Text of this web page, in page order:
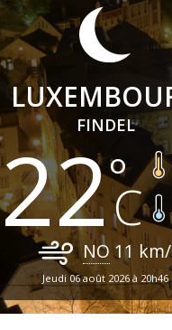
FINDEL
22
NO 11
Jeudi 06 août 2026 à 20h46